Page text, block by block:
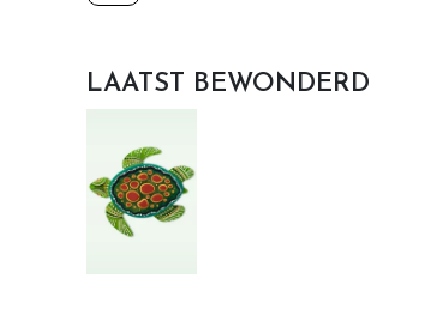
LAATST BEWONDERD